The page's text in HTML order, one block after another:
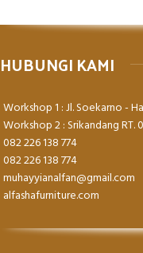
HUBUNGI KAMI
Workshop 1 : Jl. Soekarno -
Workshop 2 : Srikandang RT.
082 226 138 774
082 226 138 774
muhayyianalfan@gmail.com
alfashafurniture.com